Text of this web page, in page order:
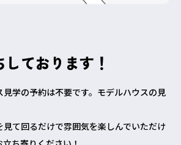
ております！
学の予約は不要です。モデルハウスの見
見て回るだけで雰囲気を楽しんでいただけ